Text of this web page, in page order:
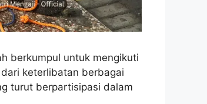
berkumpul untuk mengikuti
keterlibatan berbagai
turut berpartisipasi dalam